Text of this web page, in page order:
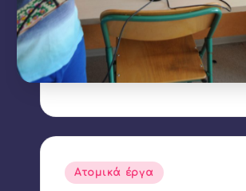
Αναρτήθηκε
Ατομικά έργα